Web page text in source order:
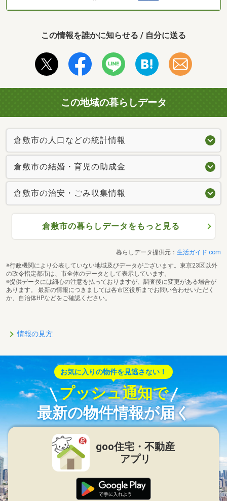
この情報を誰かに知らせる / 自分に送る
この地域の暮らしデータ
倉敷市の人口などの統計情報
倉敷市の結婚・育児の助成金
倉敷市の治安・ごみ収集情報
倉敷市の暮らしデータをもっと見る
暮らしデータ提供元： 生活ガイド.com
※行政機関により公表していない地域及びデータがございます。東京23区以外
の政令指定都市は、市全体のデータとして表示しています。
※提供データには細心の注意を払っておりますが、調査後に変更がある場合が
あります。 最新の情報につきましては各市区役所までお問い合わせいただく
か、自治体HPなどをご確認ください。
情報の見方
お気に入りの物件を見逃さない！
プッシュ通知で
最新の物件情報が届く
goo住宅・不動産
アプリ